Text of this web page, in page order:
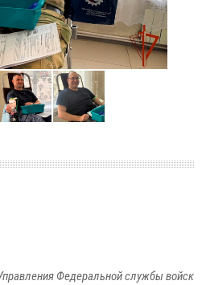
Федеральной службы войск